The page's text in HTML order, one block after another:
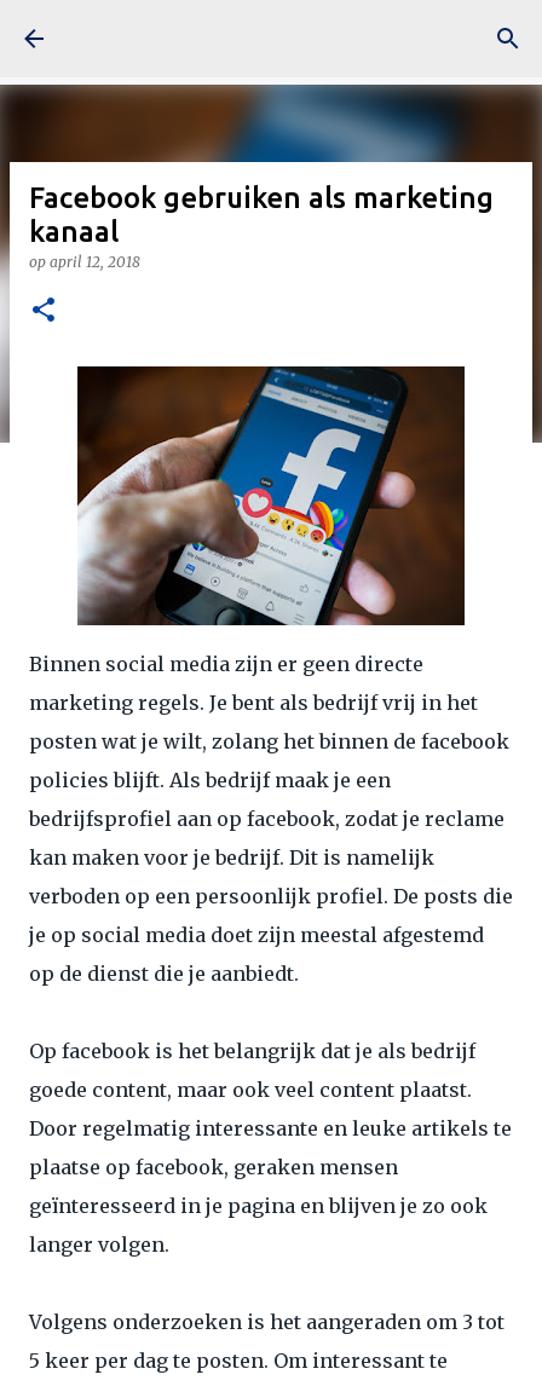
Facebook gebruiken als marketing
kanaal
op april 12, 2018
Binnen social media zijn er geen directe
marketing regels. Je bent als bedrijf vrij in het
posten wat je wilt, zolang het binnen de facebook
policies blijft. Als bedrijf maak je een
bedrijfsprofiel aan op facebook, zodat je reclame
kan maken voor je bedrijf. Dit is namelijk
verboden op een persoonlijk profiel. De posts die
je op social media doet zijn meestal afgestemd
op de dienst die je aanbiedt.
Op facebook is het belangrijk dat je als bedrijf
goede content, maar ook veel content plaatst.
Door regelmatig interessante en leuke artikels te
plaatse op facebook, geraken mensen
geïnteresseerd in je pagina en blijven je zo ook
langer volgen.
Volgens onderzoeken is het aangeraden om 3 tot
5 keer per dag te posten. Om interessant te